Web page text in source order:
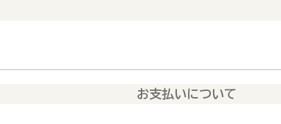
お支払いについて